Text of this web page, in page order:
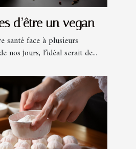
d’être un vegan
santé face à plusieurs
nos jours, l’idéal serait de...